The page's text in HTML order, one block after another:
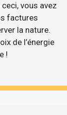
vous avez
factures
la nature.
de l’énergie
!